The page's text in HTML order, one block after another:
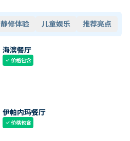
静修体验 儿童娱乐 推荐亮点
海滨餐厅
check价格包含
伊帕内玛餐厅
check价格包含